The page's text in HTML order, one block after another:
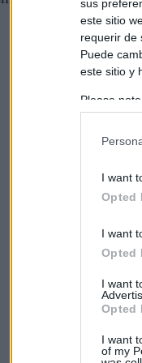
sus
este sitio
requerir de
Puede
este sitio y
Please
information
in below
I want
Opted
I want
Opted
I want
Opted
I want
of my